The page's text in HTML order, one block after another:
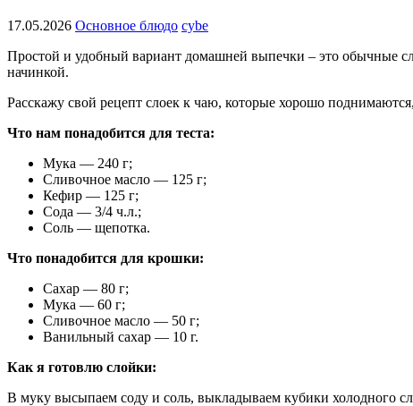
17.05.2026 Основное блюдо cybe
Простой и удобный вариант домашней выпечки – это обычные
начинкой.
Расскажу свой рецепт слоек к чаю, которые хорошо
Что нам понадобится для теста:
Мука — 240 г;
Сливочное масло — 125 г;
Кефир — 125 г;
Сода — 3/4 ч.л.;
Соль — щепотка.
Что понадобится для крошки:
Сахар — 80 г;
Мука — 60 г;
Сливочное масло — 50 г;
Ванильный сахар — 10 г.
Как я готовлю слойки:
В муку высыпаем соду и соль, выкладываем кубики холодного